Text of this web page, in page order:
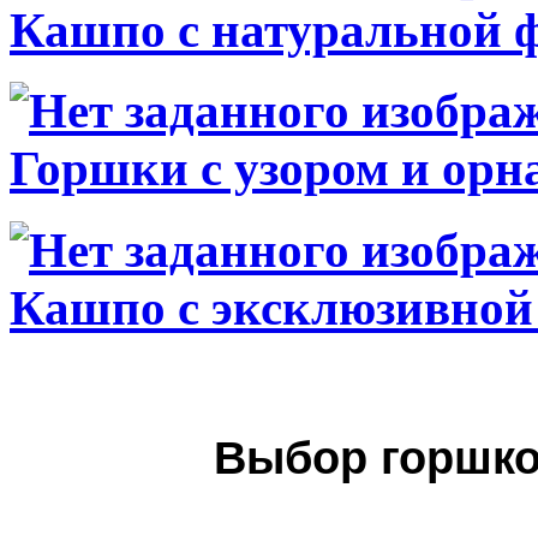
Кашпо с натуральной
Горшки с узором и
Кашпо с
Выбор